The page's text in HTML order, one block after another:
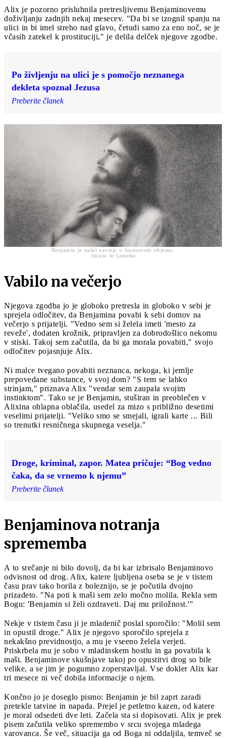
Alix je pozorno prisluhnila pretresljivemu Benjaminovemu
doživljanju zadnjih nekaj mesecev. "Da bi se izognil spanju na
ulici in bi imel streho nad glavo, četudi samo za eno noč, se je
včasih zatekel k prostituciji," je delila delček njegove zgodbe.
Po življenju na ulici je s pomočjo neznanega
dekleta spoznal Jezusa
Preberite članek
Benjamin je našel zavetje v Jezusovem objemu.
Amicie de Lamothe
Vabilo na večerjo
Njegova zgodba jo je globoko pretresla in globoko v sebi je
sprejela odločitev, da Benjamina povabi k sebi domov na
večerjo s prijatelji. "Vedno sem si želela imeti 'mesto za
reveže', dodaten krožnik, pripravljen za dobrodošlico nekomu
v stiski. Takoj sem začutila, da bi ga morala povabiti," svojo
odločitev pojasnjuje Alix.
Ni malce tvegano povabiti neznanca, nekoga, ki jemlje
prepovedane substance, v svoj dom? "S tem se lahko
strinjam," priznava Alix "vendar sem zaupala svojim
instinktom". Tako se je Benjamin, stuširan in preoblečen v
Alixina ohlapna oblačila, usedel za mizo s približno desetimi
veselimi prijatelji. "Veliko smo se smejali, igrali karte ... Bili
so trenutki resničnega skupnega veselja."
Droge, kriminal, zapor. Matea pričuje: “Bog vedno
čaka, da se vrnemo k njemu”
Preberite članek
Benjaminova notranja
sprememba
A to srečanje ni bilo dovolj, da bi kar izbrisalo Benjaminovo
odvisnost od drog. Alix, katere ljubljena oseba se je v tistem
času prav tako borila z boleznijo, se je počutila dvojno
prizadeto. "Na poti k maši sem zelo močno molila. Rekla sem
Bogu: 'Benjamin si želi ozdraveti. Daj mu priložnost.'"
Nekje v tistem času ji je mladenič poslal sporočilo: "Molil sem
in opustil droge." Alix je njegovo sporočilo sprejela z
nekakšno previdnostjo, a mu je vseeno želela verjeti.
Priskrbela mu je sobo v mladinskem hostlu in ga povabila k
maši. Benjaminove skušnjave takoj po opustitvi drog so bile
velike, a se jim je pogumno zoperstavljal. Vse dokler Alix kar
tri mesece ni več dobila informacije o njem.
Končno jo je doseglo pismo: Benjamin je bil zaprt zaradi
pretekle tatvine in napada. Prejel je petletno kazen, od katere
je moral odsedeti dve leti. Začela sta si dopisovati. Alix je prek
pisem začutila veliko spremembo v srcu svojega mladega
varovanca. Še več, situacija ga od Boga ni oddaljila, temveč se